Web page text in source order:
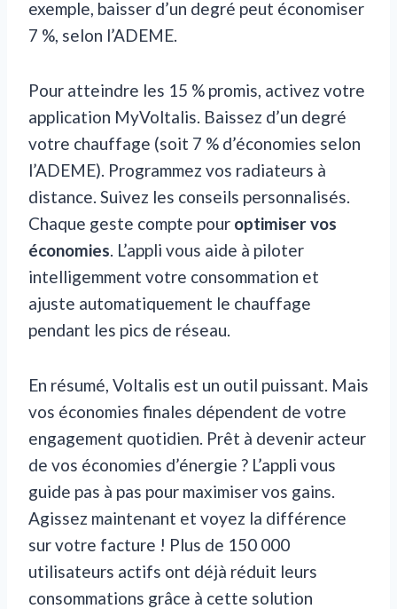
exemple, baisser d’un degré peut économiser
7 %, selon l’ADEME.
Pour atteindre les 15 % promis, activez votre
application MyVoltalis. Baissez d’un degré
votre chauffage (soit 7 % d’économies selon
l’ADEME). Programmez vos radiateurs à
distance. Suivez les conseils personnalisés.
Chaque geste compte pour optimiser vos
économies. L’appli vous aide à piloter
intelligemment votre consommation et
ajuste automatiquement le chauffage
pendant les pics de réseau.
En résumé, Voltalis est un outil puissant. Mais
vos économies finales dépendent de votre
engagement quotidien. Prêt à devenir acteur
de vos économies d’énergie ? L’appli vous
guide pas à pas pour maximiser vos gains.
Agissez maintenant et voyez la différence
sur votre facture ! Plus de 150 000
utilisateurs actifs ont déjà réduit leurs
consommations grâce à cette solution